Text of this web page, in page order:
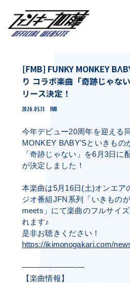
[FMB] FUNKY MONKEY
り コラボ楽曲「奇跡じゃな
リース決定！
2026.05.13 FMB
今年デビュー20周年を迎える
MONKEY BΛBY'Sといきもの
「奇跡じゃない」を6月3日に
が決定しました！
本楽曲は5月16日(土)オンエア
ジオ番組JFN系列「いきもの
meets」にて楽曲のフルサイ
れます♪
是非お聴きください！
https://ikimonogakari.com/
――――――――
【楽曲情報】